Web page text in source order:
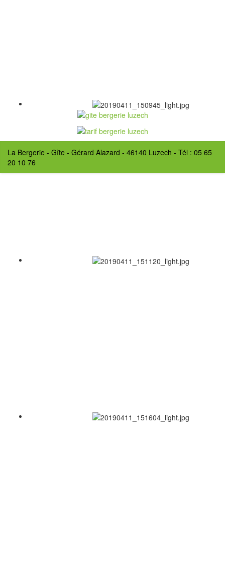
La Bergerie - Gîte - Gérard Alazard - 46140 Luzech - Tél : 05 65
20 10 76